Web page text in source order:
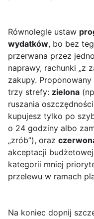
Równolegle ustaw
wydatków, bo bez
przerwana przez
naprawy, rachunki „z
zakupy.
trzy strefy: zielona
ruszania
kupujesz tylko po
o 24 godziny albo
„zrób”), oraz
akceptacji
kategorii mniej
przelewu w ramach
Na koniec dopnij